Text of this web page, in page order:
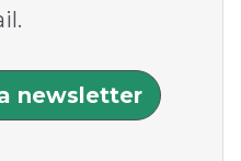
newsletter